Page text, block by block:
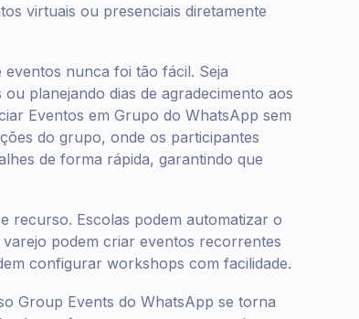
virtuais ou presenciais diretamente
nunca foi tão fácil. Seja
planejando dias de agradecimento aos
Eventos em Grupo do WhatsApp sem
do grupo, onde os participantes
de forma rápida, garantindo que
recurso. Escolas podem automatizar o
podem criar eventos recorrentes
configurar workshops com facilidade.
Group Events do WhatsApp se torna